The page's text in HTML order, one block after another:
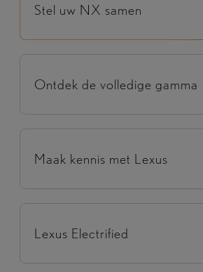
Stel uw NX samen
Ontdek de volledige gamma
Maak kennis met Lexus
Lexus Electrified